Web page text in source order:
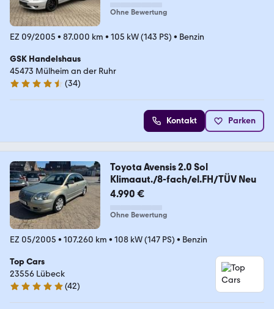
Ohne Bewertung
EZ 09/2005 • 87.000 km • 105 kW (143 PS) • Benzin
GSK Handelshaus
45473 Mülheim an der Ruhr
4.7 Sterne
(34)
Kontakt Parken
Toyota Avensis 2.0 Sol
Klimaaut./8-fach/el.FH/TÜV Neu
4.990 €
Ohne Bewertung
EZ 05/2005 • 107.260 km • 108 kW (147 PS) • Benzin
Top Cars
23556 Lübeck
5 Sterne
(42)